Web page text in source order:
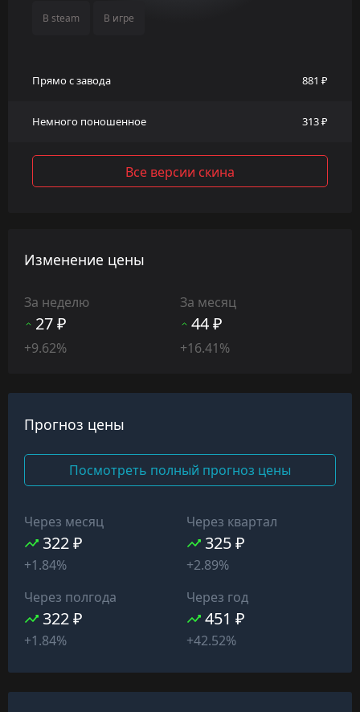
В steam В игре
Прямо с завода 881 ₽
Немного поношенное 313 ₽
Все версии скина
Изменение цены
За неделю
27 ₽
+9.62%
За месяц
44 ₽
+16.41%
Прогноз цены
Посмотреть полный прогноз цены
Через месяц
322 ₽
+1.84%
Через квартал
325 ₽
+2.89%
Через полгода
322 ₽
+1.84%
Через год
451 ₽
+42.52%